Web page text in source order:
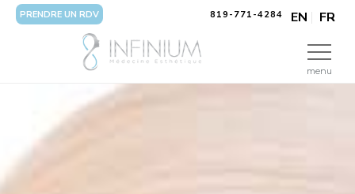
EN FR
819-771-4284
PRENDRE UN RDV
menu